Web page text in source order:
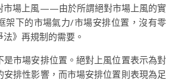
市場上風——由於所謂絕對市場上風的實
架下的市場氣力/市場安排位置，沒有零
》再規制的需要。
是市場安排位置。絕對上風位置表示為對
安排性影響，而市場安排位置則表現為足